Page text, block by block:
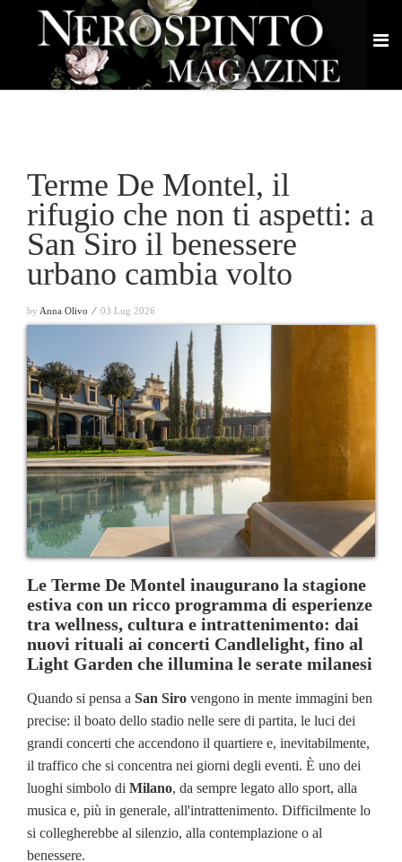
Terme De Montel, il
rifugio che non ti aspetti: a
San Siro il benessere
urbano cambia volto
by Anna Olivo ⁄ 03 Lug 2026
Le Terme De Montel inaugurano la stagione
estiva con un ricco programma di esperienze
tra wellness, cultura e intrattenimento: dai
nuovi rituali ai concerti Candlelight, fino al
Light Garden che illumina le serate milanesi
Quando si pensa a San Siro vengono in mente immagini ben
precise: il boato dello stadio nelle sere di partita, le luci dei
grandi concerti che accendono il quartiere e, inevitabilmente,
il traffico che si concentra nei giorni degli eventi. È uno dei
luoghi simbolo di Milano, da sempre legato allo sport, alla
musica e, più in generale, all'intrattenimento. Difficilmente lo
si collegherebbe al silenzio, alla contemplazione o al
benessere.